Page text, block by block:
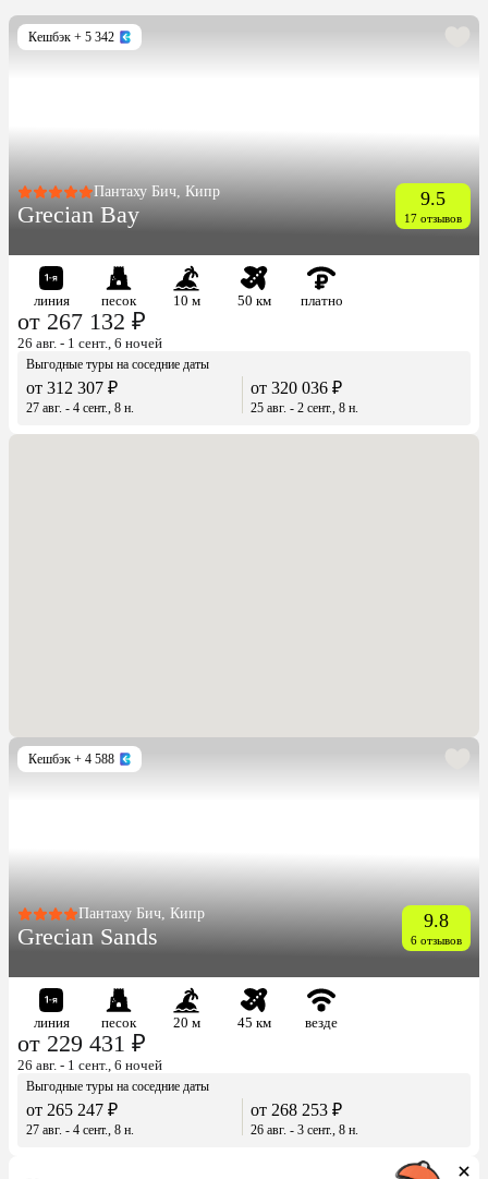
Кешбэк + 5 342
Пантаху Бич, Кипр
Grecian Bay
9.5
17 отзывов
линия песок 10 м 50 км платно
от 267 132 ₽
26 авг. - 1 сент., 6 ночей
Выгодные туры на соседние даты
от 312 307 ₽
27 авг. - 4 сент., 8 н.
от 320 036 ₽
25 авг. - 2 сент., 8 н.
Кешбэк + 4 588
Пантаху Бич, Кипр
Grecian Sands
9.8
6 отзывов
линия песок 20 м 45 км везде
от 229 431 ₽
26 авг. - 1 сент., 6 ночей
Выгодные туры на соседние даты
от 265 247 ₽
27 авг. - 4 сент., 8 н.
от 268 253 ₽
26 авг. - 3 сент., 8 н.